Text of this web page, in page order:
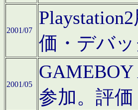
2001/07
価・デバ
2001/05
参加。評